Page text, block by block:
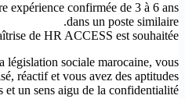
expérience confirmée de 3 à 6 ans
dans un poste similaire.
de HR ACCESS est souhaitée.
législation sociale marocaine, vous
réactif et vous avez des aptitudes
un sens aigu de la confidentialité.